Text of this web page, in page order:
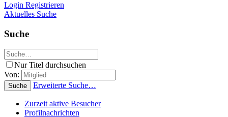
Login Registrieren
Aktuelles Suche
Suche
Nur Titel durchsuchen
Von:
Suche Erweiterte Suche…
Zurzeit aktive Besucher
Profilnachrichten